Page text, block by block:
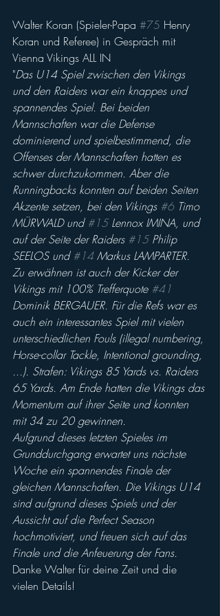
Walter Koran (Spieler-Papa #75 Henry
Koran und Referee) in Gespräch mit
Vienna Vikings ALL IN
"Das U14 Spiel zwischen den Vikings
und den Raiders war ein knappes und
spannendes Spiel. Bei beiden
Mannschaften war die Defense
dominierend und spielbestimmend, die
Offenses der Mannschaften hatten es
schwer durchzukommen. Aber die
Runningbacks konnten auf beiden Seiten
Akzente setzen, bei den Vikings #6 Timo
MÜRWALD und #15 Lennox IMINA, und
auf der Seite der Raiders #15 Philip
SEELOS und #14 Markus LAMPARTER.
Zu erwähnen ist auch der Kicker der
Vikings mit 100% Trefferquote #41
Dominik BERGAUER. Für die Refs war es
auch ein interessantes Spiel mit vielen
unterschiedlichen Fouls (illegal numbering,
Horse-collar Tackle, Intentional grounding,
...). Strafen: Vikings 85 Yards vs. Raiders
65 Yards. Am Ende hatten die Vikings das
Momentum auf ihrer Seite und konnten
mit 34 zu 20 gewinnen.
Aufgrund dieses letzten Spieles im
Grunddurchgang erwartet uns nächste
Woche ein spannendes Finale der
gleichen Mannschaften. Die Vikings U14
sind aufgrund dieses Spiels und der
Aussicht auf die Perfect Season
hochmotiviert, und freuen sich auf das
Finale und die Anfeuerung der Fans.
Danke Walter für deine Zeit und die
vielen Details!